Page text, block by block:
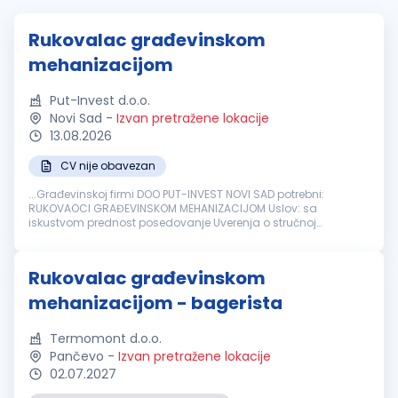
Rukovalac građevinskom
mehanizacijom
Put-Invest d.o.o.
Novi Sad - Izvan pretražene lokacije
13.08.2026
CV nije obavezan
...Građevinskoj firmi DOO PUT-INVEST NOVI SAD potrebni:
RUKOVAOCI GRAĐEVINSKOM MEHANIZACIJOM Uslov: sa
iskustvom prednost posedovanje Uverenja o stručnoj
Rukovalac građevinskom
mehanizacijom - bagerista
Termomont d.o.o.
Pančevo - Izvan pretražene lokacije
02.07.2027